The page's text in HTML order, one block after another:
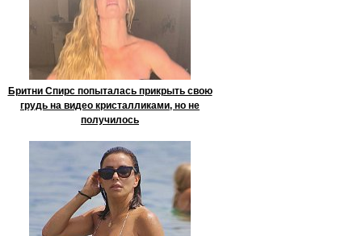
Бритни Спирс попыталась прикрыть свою
грудь на видео кристалликами, но не
получилось